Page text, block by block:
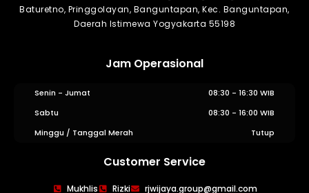
WIJAYA PRODUCTION
Baturetno, Pringgolayan, Banguntapan, Kec. Banguntapan,
Daerah Istimewa Yogyakarta 55198
Jam Operasional
Senin - Jumat
08:30 - 16:30 WIB
Sabtu
08:30 - 16:00 WIB
Minggu / Tanggal Merah
Tutup
Customer Service
Mukhlis Rizki rjwijaya.group@gmail.com